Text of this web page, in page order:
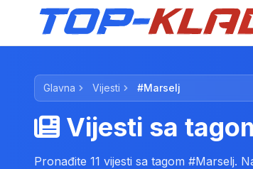
Glavna Vijesti #Marselj
Vijesti sa
Pronađite 11 vijesti sa tagom #Marselj.